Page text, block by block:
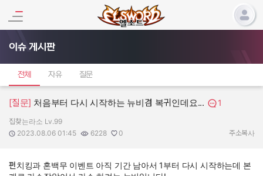
이슈 게시판
전체 자유 질문
[질문] 처음부터 다시 시작하는 뉴비겸 복귀인데요... 1
작성자:
집찾는라소 Lv.99
작성일:
2023.08.06 01:45
조회수:
6228
추천수:
0 주소복사
펀치킹과 혼백무 이벤트 아직 기간 남아서 1부터 다시 시작하는데 본